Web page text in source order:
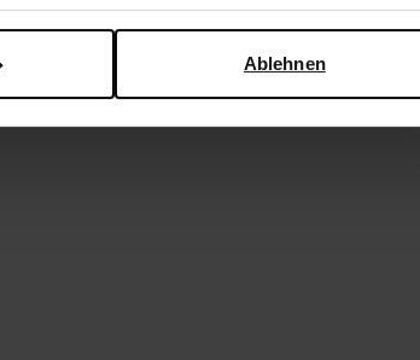
Seite zur geschäftlichen Sicherheit und zum
Ablehnen